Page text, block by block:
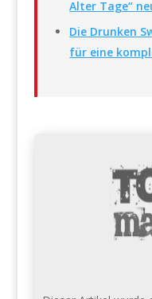
Alter Tage“
Die Drunken
für eine